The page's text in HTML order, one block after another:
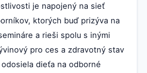
je napojený na sieť
ktorých buď prizýva na
a rieši spolu s inými
pro ces a zdravotný stav
dieťa na odborné